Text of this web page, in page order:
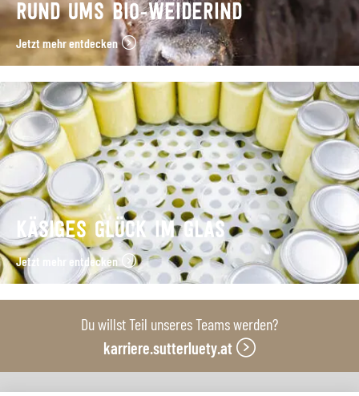
RUND UMS BIO-WEIDERIND
Jetzt mehr entdecken
KÄSIGES GLÜCK IM GLAS
Jetzt mehr entdecken
Du willst Teil unseres Teams werden?
karriere.sutterluety.at